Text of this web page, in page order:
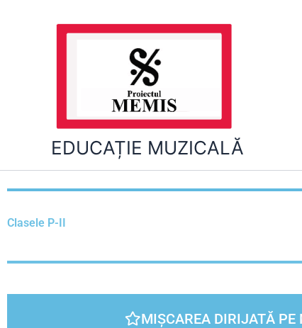
EDUCAȚIE MUZICALĂ
Clasele P-II
MIȘCAREA DIRIJATĂ PE